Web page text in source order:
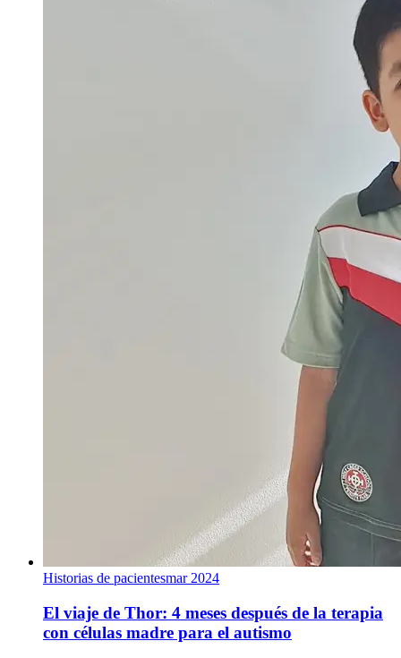
Historias de pacientesmar 2024
El viaje de Thor: 4 meses después de la terapia
con células madre para el autismo